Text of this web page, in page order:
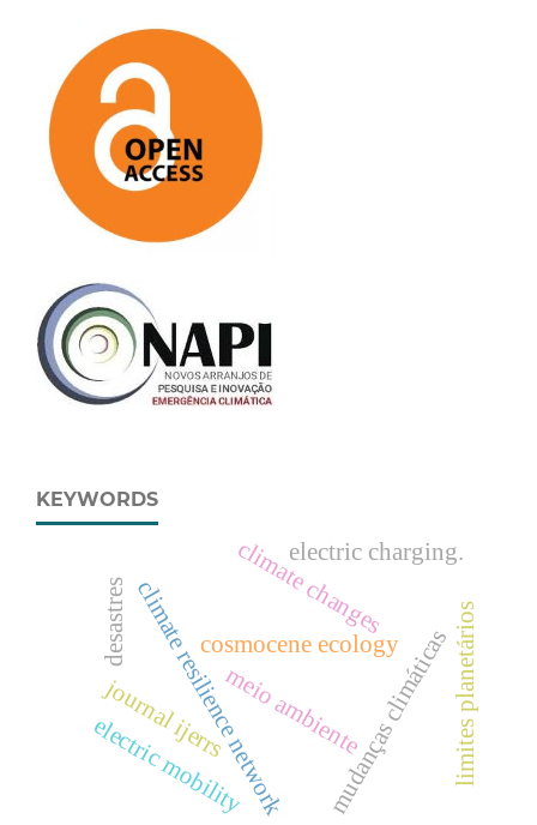
KEYWORDS
journal ijerrs
climate resilience network
cosmocene ecology
climate changes
mudanças climáticas
meio ambiente
desastres limites planetários
electric mobility
electric charging.